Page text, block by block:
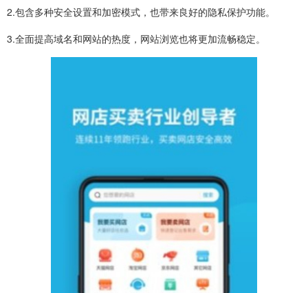
2.包含多种安全设置和加密模式，也带来良好的隐私保护功能。
3.全面提高域名和网站的热度，网站浏览也将更加流畅稳定。